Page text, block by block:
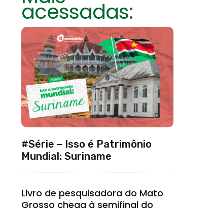
acessadas:
#Série – Isso é Patrimônio
Mundial: Suriname
Livro de pesquisadora do Mato
Grosso chega à semifinal do